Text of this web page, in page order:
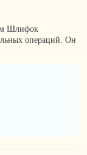
Шлифок
операций. Он